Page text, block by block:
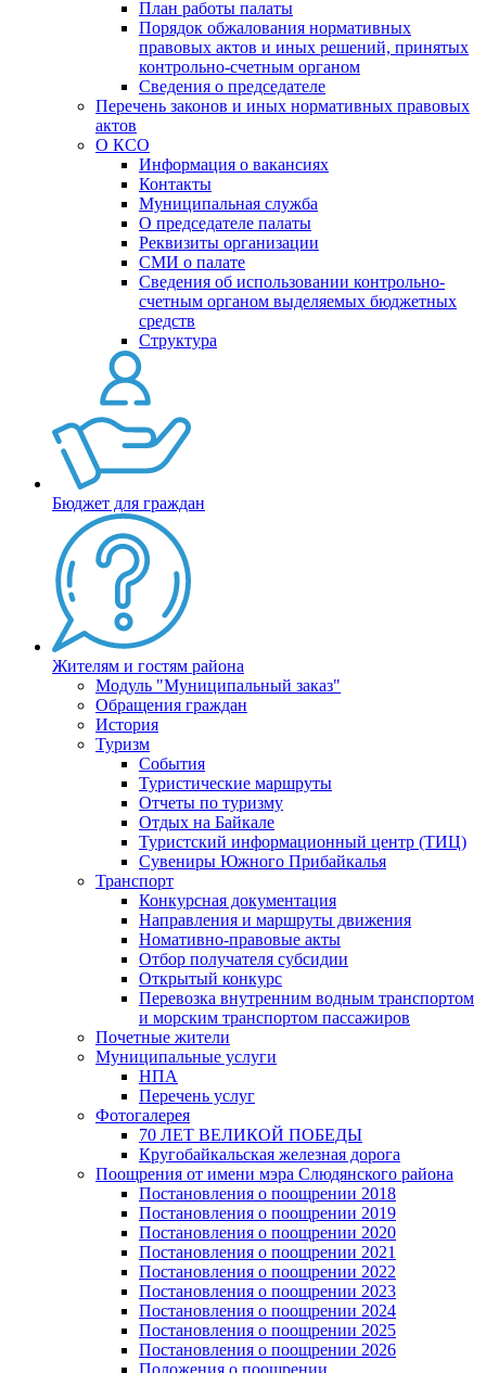
План работы палаты
Порядок обжалования нормативных
правовых актов и иных решений, принятых
контрольно-счетным органом
Сведения о председателе
Перечень законов и иных нормативных правовых
актов
О КСО
Информация о вакансиях
Контакты
Муниципальная служба
О председателе палаты
Реквизиты организации
СМИ о палате
Сведения об использовании контрольно-
счетным органом выделяемых бюджетных
средств
Структура
Бюджет для граждан
Жителям и гостям района
Модуль "Муниципальный заказ"
Обращения граждан
История
Туризм
События
Туристические маршруты
Отчеты по туризму
Отдых на Байкале
Туристский информационный центр (ТИЦ)
Сувениры Южного Прибайкалья
Транспорт
Конкурсная документация
Направления и маршруты движения
Номативно-правовые акты
Отбор получателя субсидии
Открытый конкурс
Перевозка внутренним водным транспортом
и морским транспортом пассажиров
Почетные жители
Муниципальные услуги
НПА
Перечень услуг
Фотогалерея
70 ЛЕТ ВЕЛИКОЙ ПОБЕДЫ
Кругобайкальская железная дорога
Поощрения от имени мэра Слюдянского района
Постановления о поощрении 2018
Постановления о поощрении 2019
Постановления о поощрении 2020
Постановления о поощрении 2021
Постановления о поощрении 2022
Постановления о поощрении 2023
Постановления о поощрении 2024
Постановления о поощрении 2025
Постановления о поощрении 2026
Положения о поощрении